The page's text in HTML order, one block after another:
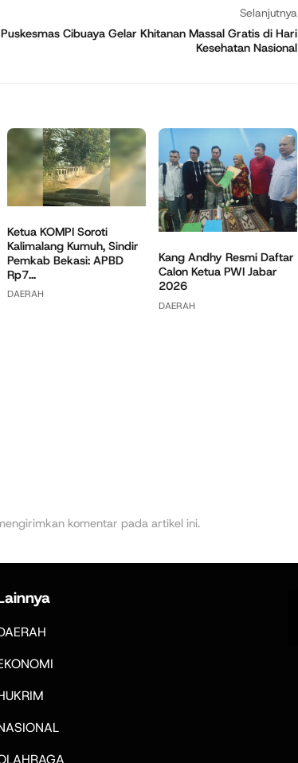
Selanjutnya
Puskesmas Cibuaya Gelar Khitanan Massal Gratis di Hari
Kesehatan Nasional
Ketua KOMPI Soroti
Kalimalang Kumuh, Sindir
Pemkab Bekasi: APBD
Rp7...
DAERAH
Kang Andhy Resmi Daftar
Calon Ketua PWI Jabar
2026
DAERAH
komentar pada artikel ini.